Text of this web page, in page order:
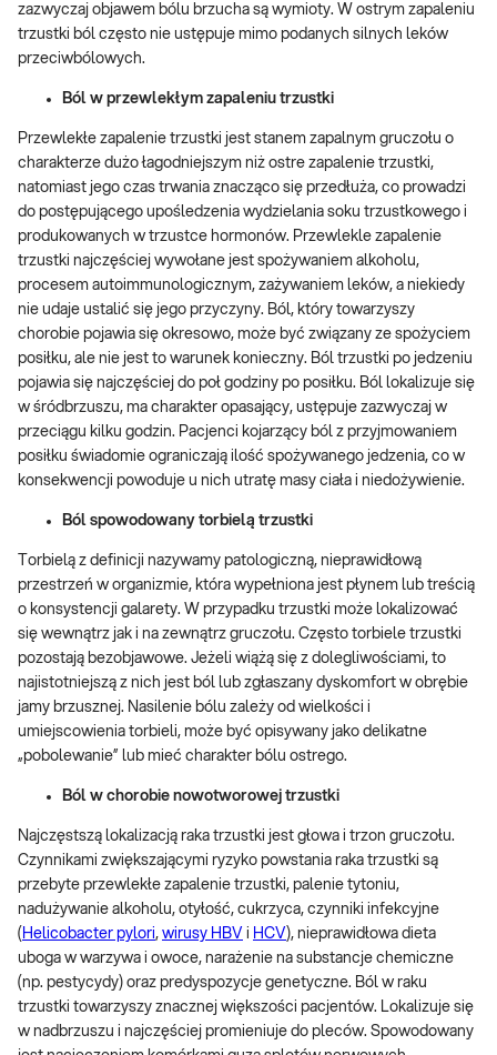
zazwyczaj objawem bólu brzucha są wymioty. W ostrym zapaleniu
trzustki ból często nie ustępuje mimo podanych silnych leków
przeciwbólowych.
Ból w przewlekłym zapaleniu trzustki
Przewlekłe zapalenie trzustki jest stanem zapalnym gruczołu o
charakterze dużo łagodniejszym niż ostre zapalenie trzustki,
natomiast jego czas trwania znacząco się przedłuża, co prowadzi
do postępującego upośledzenia wydzielania soku trzustkowego i
produkowanych w trzustce hormonów. Przewlekle zapalenie
trzustki najczęściej wywołane jest spożywaniem alkoholu,
procesem autoimmunologicznym, zażywaniem leków, a niekiedy
nie udaje ustalić się jego przyczyny. Ból, który towarzyszy
chorobie pojawia się okresowo, może być związany ze spożyciem
posiłku, ale nie jest to warunek konieczny. Ból trzustki po jedzeniu
pojawia się najczęściej do poł godziny po posiłku. Ból lokalizuje się
w śródbrzuszu, ma charakter opasający, ustępuje zazwyczaj w
przeciągu kilku godzin. Pacjenci kojarzący ból z przyjmowaniem
posiłku świadomie ograniczają ilość spożywanego jedzenia, co w
konsekwencji powoduje u nich utratę masy ciała i niedożywienie.
Ból spowodowany torbielą trzustki
Torbielą z definicji nazywamy patologiczną, nieprawidłową
przestrzeń w organizmie, która wypełniona jest płynem lub treścią
o konsystencji galarety. W przypadku trzustki może lokalizować
się wewnątrz jak i na zewnątrz gruczołu. Często torbiele trzustki
pozostają bezobjawowe. Jeżeli wiążą się z dolegliwościami, to
najistotniejszą z nich jest ból lub zgłaszany dyskomfort w obrębie
jamy brzusznej. Nasilenie bólu zależy od wielkości i
umiejscowienia torbieli, może być opisywany jako delikatne
„pobolewanie” lub mieć charakter bólu ostrego.
Ból w chorobie nowotworowej trzustki
Najczęstszą lokalizacją raka trzustki jest głowa i trzon gruczołu.
Czynnikami zwiększającymi ryzyko powstania raka trzustki są
przebyte przewlekłe zapalenie trzustki, palenie tytoniu,
nadużywanie alkoholu, otyłość, cukrzyca, czynniki infekcyjne
( Helicobacter pylori, wirusy HBV i HCV), nieprawidłowa dieta
uboga w warzywa i owoce, narażenie na substancje chemiczne
(np. pestycydy) oraz predyspozycje genetyczne. Ból w raku
trzustki towarzyszy znacznej większości pacjentów. Lokalizuje się
w nadbrzuszu i najczęściej promieniuje do pleców. Spowodowany